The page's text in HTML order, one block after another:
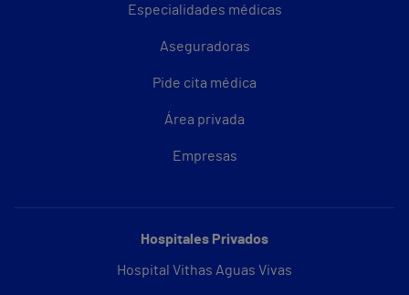
Especialidades médicas
Aseguradoras
Pide cita médica
Área privada
Empresas
Hospitales Privados
Hospital Vithas Aguas Vivas